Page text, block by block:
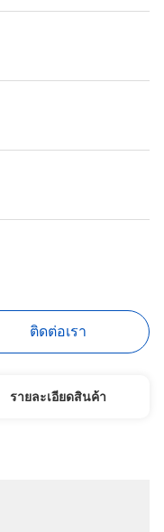
ติดต่อเรา
รายละเอียดสินค้า